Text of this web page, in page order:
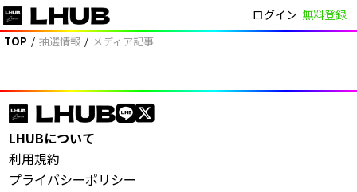
LHUB
ログイン 無料登録
TOP 抽選情報 メディア記事
LHUB
LHUBについて
利用規約
プライバシーポリシー